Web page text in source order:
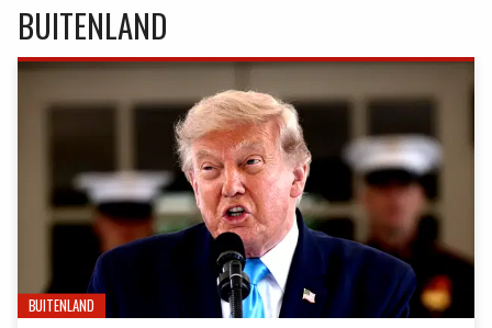
BUITENLAND
BUITENLAND